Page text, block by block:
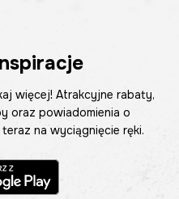
więcej! Atrakcyjne rabaty,
oraz powiadomienia o
na wyciągnięcie ręki.